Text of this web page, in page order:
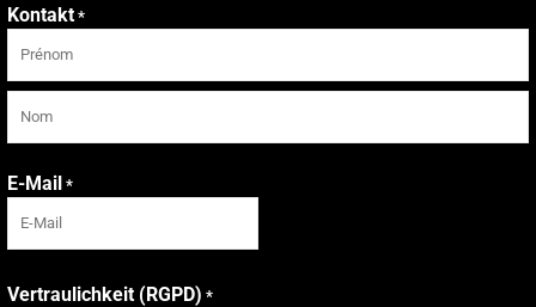
Kontakt *
Vorname
Nachname
E-Mail *
Vertraulichkeit (RGPD) *